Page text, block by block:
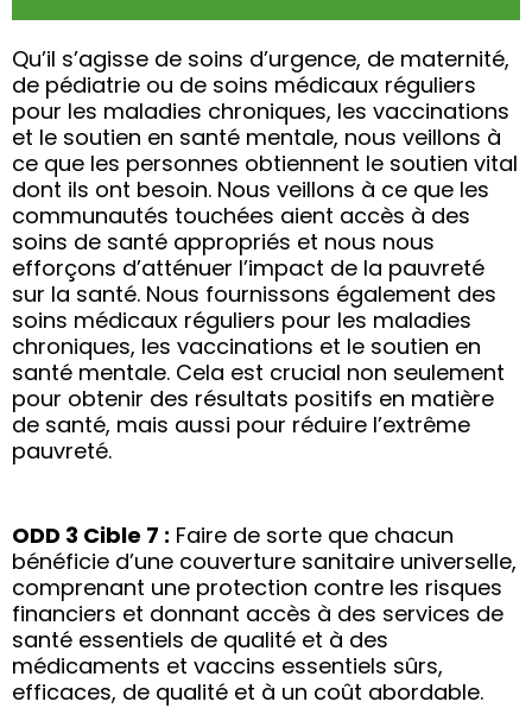
Qu’il s’agisse de soins d’urgence, de maternité,
de pédiatrie ou de soins médicaux réguliers
pour les maladies chroniques, les vaccinations
et le soutien en santé mentale, nous veillons à
ce que les personnes obtiennent le soutien vital
dont ils ont besoin. Nous veillons à ce que les
communautés touchées aient accès à des
soins de santé appropriés et nous nous
efforçons d’atténuer l’impact de la pauvreté
sur la santé. Nous fournissons également des
soins médicaux réguliers pour les maladies
chroniques, les vaccinations et le soutien en
santé mentale. Cela est crucial non seulement
pour obtenir des résultats positifs en matière
de santé, mais aussi pour réduire l’extrême
pauvreté.
ODD 3 Cible 7 : Faire de sorte que chacun
bénéficie d’une couverture sanitaire universelle,
comprenant une protection contre les risques
financiers et donnant accès à des services de
santé essentiels de qualité et à des
médicaments et vaccins essentiels sûrs,
efficaces, de qualité et à un coût abordable.